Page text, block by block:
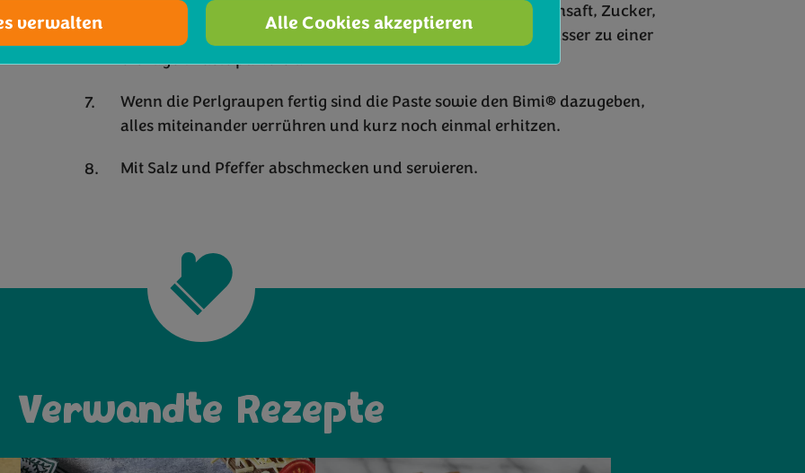
die Knoblauchzehen, ¼ des gedünsteten Bimi®, den Zitronensaft, Zucker,
Rosmarin und Salbei mit dem restlichen Rapsöl und 4 EL Wasser zu einer
cremigen Paste pürieren.
Wenn die Perlgraupen fertig sind die Paste sowie den Bimi® dazugeben,
alles miteinander verrühren und kurz noch einmal erhitzen.
Mit Salz und Pfeffer abschmecken und servieren.
Verwandte Rezepte
verwalten Alle Cookies akzeptieren